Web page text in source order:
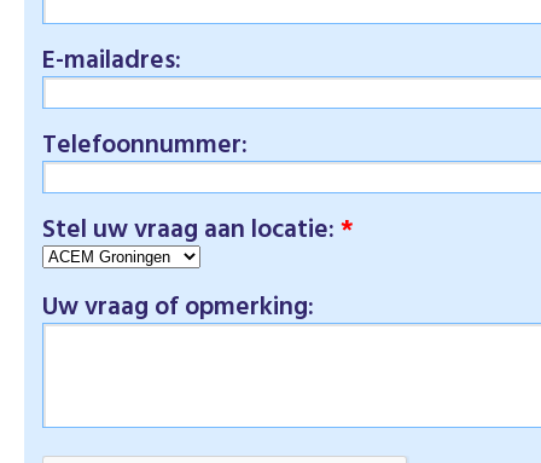
E-mailadres:
Telefoonnummer:
Stel uw vraag aan locatie:*
Uw vraag of opmerking: